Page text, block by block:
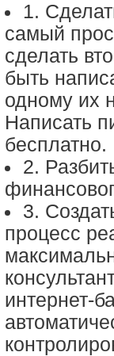
1.
самый
сделать
быть
одному их
Написать
бесплатно.
2.
3.
процесс
интернет-